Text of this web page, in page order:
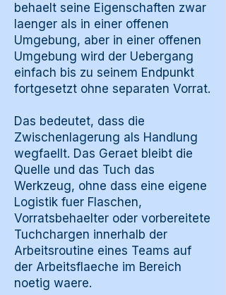
behaelt seine Eigenschaften zwar
laenger als in einer offenen
Umgebung, aber in einer offenen
Umgebung wird der Uebergang
einfach bis zu seinem Endpunkt
fortgesetzt ohne separaten Vorrat.
Das bedeutet, dass die
Zwischenlagerung als Handlung
wegfaellt. Das Geraet bleibt die
Quelle und das Tuch das
Werkzeug, ohne dass eine eigene
Logistik fuer Flaschen,
Vorratsbehaelter oder vorbereitete
Tuchchargen innerhalb der
Arbeitsroutine eines Teams auf
der Arbeitsflaeche im Bereich
noetig waere.